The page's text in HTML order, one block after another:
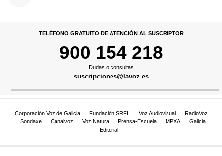
TELÉFONO GRATUITO DE ATENCIÓN AL SUSCRIPTOR
900 154 218
Dudas o consultas
suscripciones@lavoz.es
Corporación Voz de Galicia Fundación SRFL Voz Audiovisual
RadioVoz
Sondaxe
Canalvoz Voz Natura Prensa-Escuela MPXA
Galicia
Editorial